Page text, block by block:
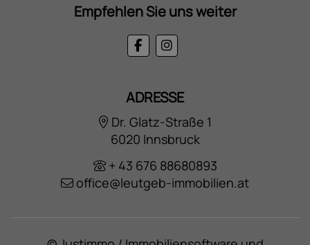
Empfehlen Sie uns weiter
ADRESSE
Dr. Glatz-Straße 1
6020 Innsbruck
+ 43 676 88680893
office@leutgeb-immobilien.at